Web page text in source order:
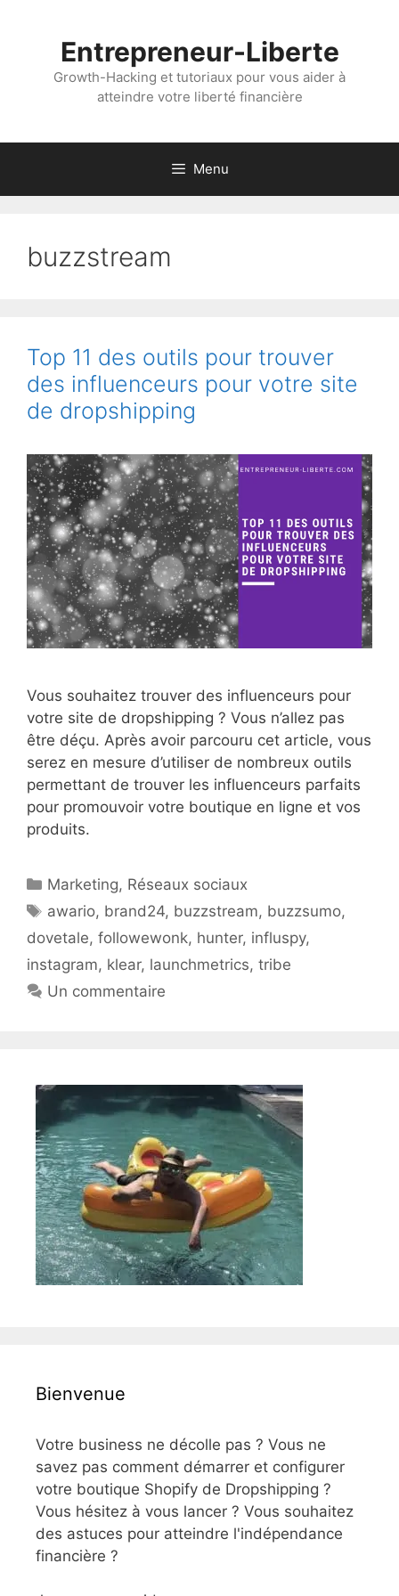
Entrepreneur-Liberte
Growth-Hacking et tutoriaux pour vous aider à
atteindre votre liberté financière
Menu
buzzstream
Top 11 des outils pour trouver
des influenceurs pour votre site
de dropshipping
Vous souhaitez trouver des influenceurs pour
votre site de dropshipping ? Vous n’allez pas
être déçu. Après avoir parcouru cet article, vous
serez en mesure d’utiliser de nombreux outils
permettant de trouver les influenceurs parfaits
pour promouvoir votre boutique en ligne et vos
produits.
Catégories
Marketing, Réseaux sociaux
Étiquettes
awario, brand24, buzzstream, buzzsumo,
dovetale, followewonk, hunter, influspy,
instagram, klear, launchmetrics, tribe
Un commentaire
Bienvenue
Votre business ne décolle pas ? Vous ne
savez pas comment démarrer et configurer
votre boutique Shopify de Dropshipping ?
Vous hésitez à vous lancer ? Vous souhaitez
des astuces pour atteindre l'indépendance
financière ?